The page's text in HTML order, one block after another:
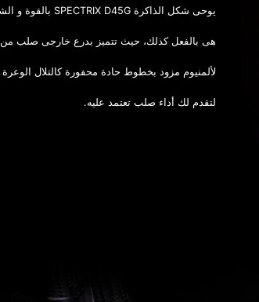
يوحى شكل الذاكرة SPECTRIX D45G بالقوة و الشدة و
هى بالفعل كذلك، حيث تتميز بدرع خارجى صلب من
لألمنيوم مزود بخطوط حادة محفورة كالتلال الوعرة
لتقدم لك أداء صلب تعتمد عليه.